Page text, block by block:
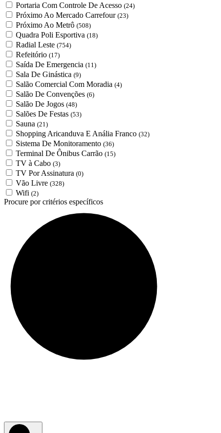
Portaria Com Controle De Acesso (24)
Próximo Ao Mercado Carrefour (23)
Próximo Ao Metrô (508)
Quadra Poli Esportiva (18)
Radial Leste (754)
Refeitório (17)
Saída De Emergencia (11)
Sala De Ginástica (9)
Salão Comercial Com Moradia (4)
Salão De Convenções (6)
Salão De Jogos (48)
Salões De Festas (53)
Sauna (21)
Shopping Aricanduva E Anália Franco (32)
Sistema De Monitoramento (36)
Terminal De Ônibus Carrão (15)
TV à Cabo (3)
TV Por Assinatura (0)
Vão Livre (328)
Wifi (2)
Procure por critérios específicos